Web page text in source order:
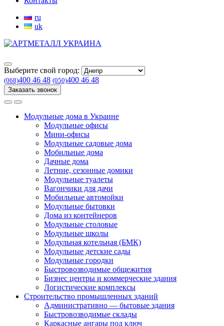
ru
uk
Выберите свой город:
(068)400 46 48 (050)400 46 48
Заказать звонок
Модульные дома в Украине
Модульные офисы
Мини-офисы
Модульные садовые дома
Мобильные дома
Дачные дома
Летние, сезонные домики
Модульные туалеты
Вагончики для дачи
Мобильные автомойки
Модульные бытовки
Дома из контейнеров
Модульные столовые
Модульные школы
Модульная котельная (БМК)
Модульные детские сады
Модульные городки
Быстровозводимые общежития
Бизнес центры и коммерческие здания
Логистические комплексы
Строительство промышленных зданий
Административно — бытовые здания
Быстровозводимые склады
Каркасные ангары под ключ